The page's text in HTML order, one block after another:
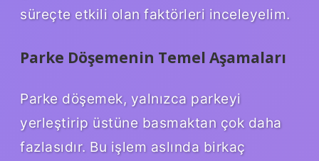
süreçte etkili olan faktörleri inceleyelim.
Parke Döşemenin Temel Aşamaları
Parke döşemek, yalnızca parkeyi
yerleştirip üstüne basmaktan çok daha
fazlasıdır. Bu işlem aslında birkaç